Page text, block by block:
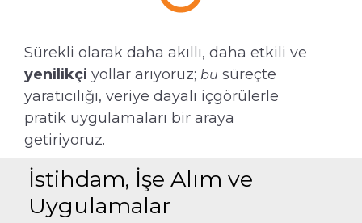
Sürekli olarak daha akıllı, daha etkili ve
yenilikçi yollar arıyoruz;bu süreçte
yaratıcılığı, veriye dayalı içgörülerle
pratik uygulamaları bir araya
getiriyoruz.
İstihdam, İşe Alım ve
Uygulamalar